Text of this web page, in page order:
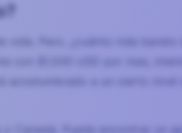
con $1,500 USD por mes,
Canadá. Puede encontrar un